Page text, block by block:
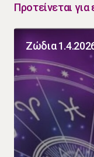
Προτείνεται για
Ζώδια